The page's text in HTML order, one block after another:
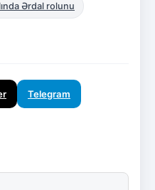
Ərdal rolunu
Telegram